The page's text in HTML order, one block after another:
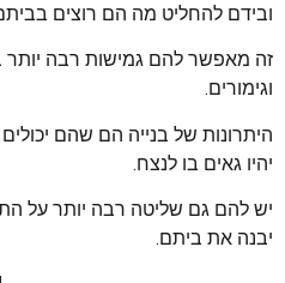
ובידם להחליט מה הם רוצים
זה מאפשר להם גמישות רבה יותר
וגימורים.
היתרונות של בנייה הם שהם
יהיו גאים בו לנצח.
יש להם גם שליטה רבה יותר על
יבנה את ביתם.